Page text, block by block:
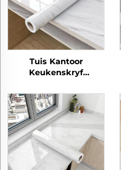
Tuis Kantoor
Keukenskryf
Paneelblad Proteksie
Films PETG Meubels
Dekoratiewe
Marmertrek Films